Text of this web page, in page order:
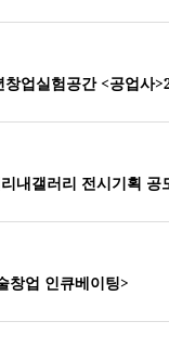
업실험공간 <공업사
내갤러리 전시기획 공
창업 인큐베이팅>